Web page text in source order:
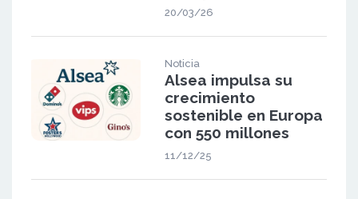
20/03/26
Noticia
Alsea impulsa su
crecimiento
sostenible en Europa
con 550 millones
11/12/25